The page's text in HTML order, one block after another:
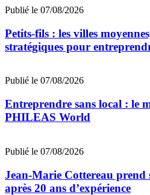
Publié le 07/08/2026
Petits-fils : les villes
stratégiques pour
Publié le 07/08/2026
Entreprendre sans local : le
PHILEAS World
Publié le 07/08/2026
Jean‑Marie Cottereau prend
après 20 ans d’expérience